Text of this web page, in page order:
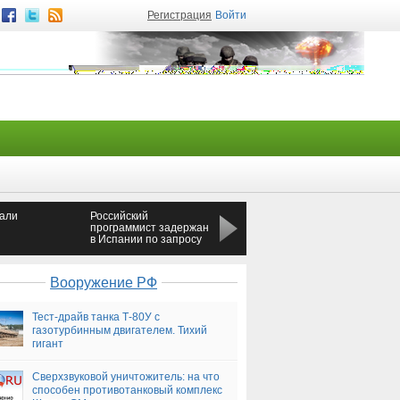
Регистрация Войти
Российский
программист задержан
в Испании по запросу
Вооружение РФ
Тест-драйв танка Т-80У с
газотурбинным двигателем. Тихий
гигант
Сверхзвуковой уничтожитель: на что
способен противотанковый комплекс